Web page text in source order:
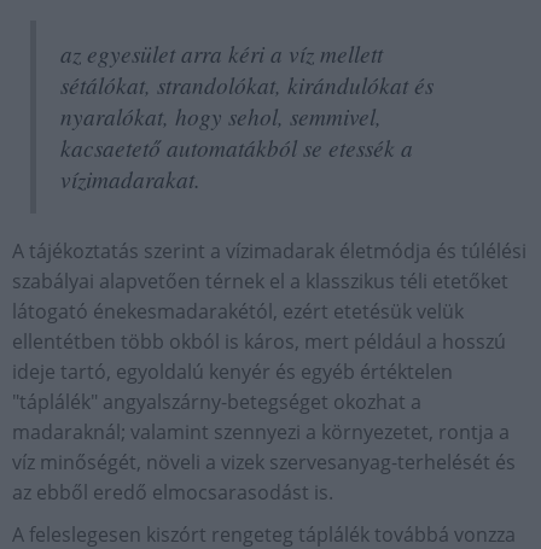
az egyesület arra kéri a víz mellett
sétálókat, strandolókat, kirándulókat és
nyaralókat, hogy sehol, semmivel,
kacsaetető automatákból se etessék a
vízimadarakat.
A tájékoztatás szerint a vízimadarak életmódja és túlélési
szabályai alapvetően térnek el a klasszikus téli etetőket
látogató énekesmadarakétól, ezért etetésük velük
ellentétben több okból is káros, mert például a hosszú
ideje tartó, egyoldalú kenyér és egyéb értéktelen
"táplálék" angyalszárny-betegséget okozhat a
madaraknál; valamint szennyezi a környezetet, rontja a
víz minőségét, növeli a vizek szervesanyag-terhelését és
az ebből eredő elmocsarasodást is.
A feleslegesen kiszórt rengeteg táplálék továbbá vonzza